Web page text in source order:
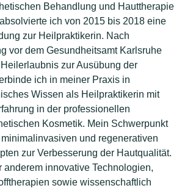
Behandlung und Hauttherapie
ich von 2015 bis 2018 eine
zur Heilpraktikerin. Nach
vor dem Gesundheitsamt Karlsruhe
zur Ausübung der
ich in meiner Praxis in
Wissen als Heilpraktikerin mit
in der professionellen
Kosmetik. Mein Schwerpunkt
minimalinvasiven und regenerativen
zur Verbesserung der Hautqualität.
anderem innovative Technologien,
sowie wissenschaftlich